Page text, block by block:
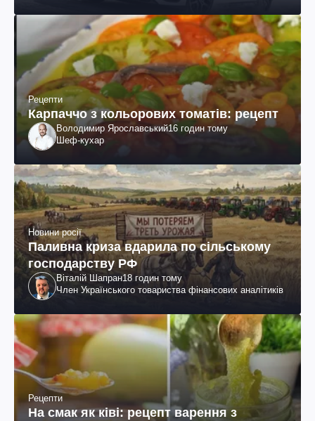
Рецепти
Карпаччо з кольорових томатів: рецепт
Володимир Ярославський16 годин тому
Шеф-кухар
Новини росії
Паливна криза вдарила по сільському
господарству РФ
Віталій Шапран18 годин тому
Член Українського товариства фінансових аналітиків
Рецепти
На смак як ківі: рецепт варення з